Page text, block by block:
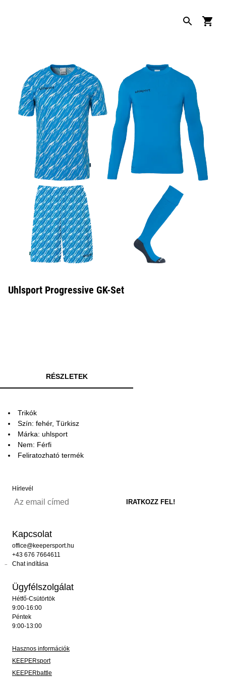
Uhlsport Progressive GK-Set
RÉSZLETEK
Trikók
Szín: fehér, Türkisz
Márka: uhlsport
Nem: Férfi
Feliratozható termék
Hírlevél
Kapcsolat
office@keepersport.hu
+43 676 7664611
Chat indítása
Ügyfélszolgálat
Hétfő-Csütörtök
9:00-16:00
Péntek
9:00-13:00
Hasznos információk
KEEPERsport
KEEPERbattle